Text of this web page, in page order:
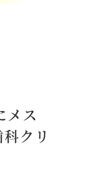
ス
クリ